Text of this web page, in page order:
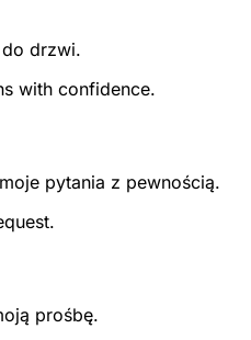
do drzwi.
with confidence.
pytania z pewnością.
prośbę.